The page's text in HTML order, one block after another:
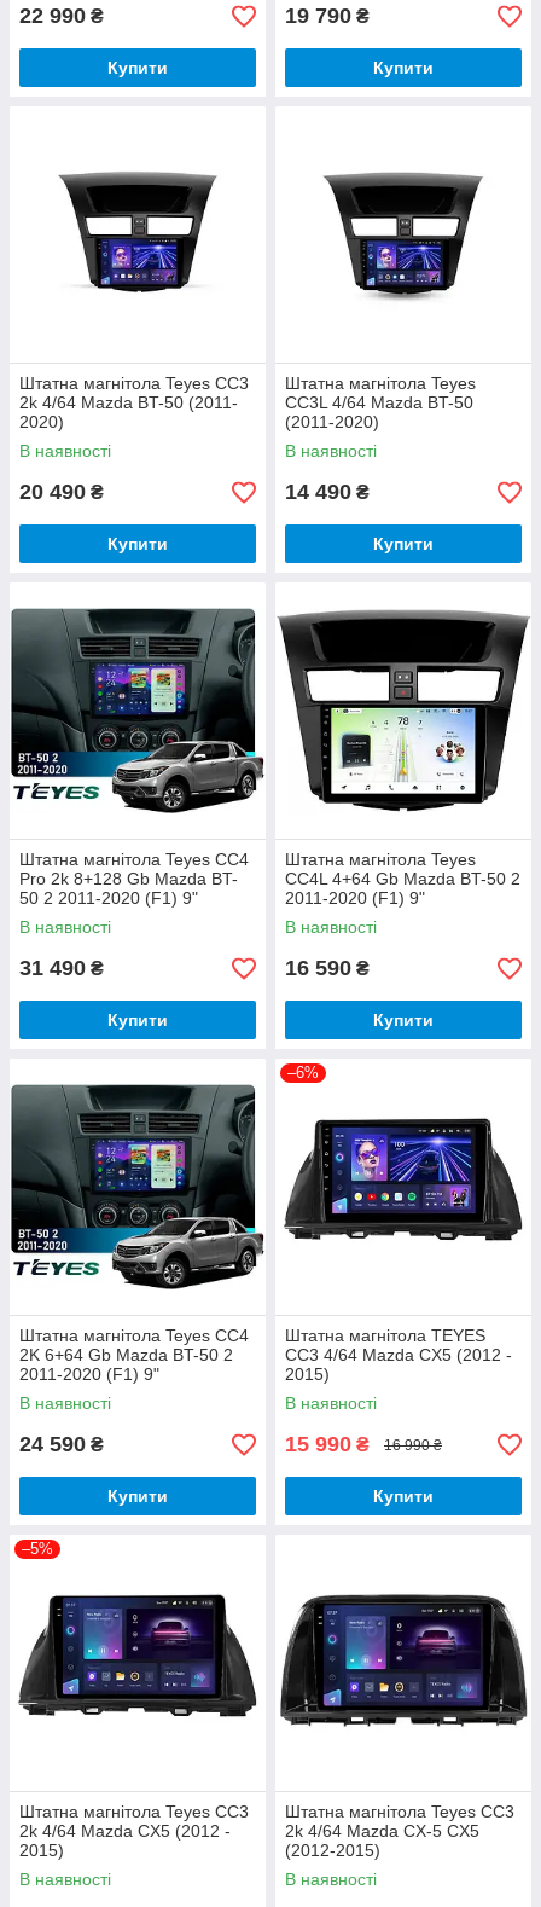
22 990 ₴
Купити
19 790 ₴
Купити
Штатна магнітола Teyes CC3
2k 4/64 Mazda BT-50 (2011-
2020)
В наявності
20 490 ₴
Купити
Штатна магнітола Teyes
CC3L 4/64 Mazda BT-50
(2011-2020)
В наявності
14 490 ₴
Купити
Штатна магнітола Teyes CC4
Pro 2k 8+128 Gb Mazda BT-
50 2 2011-2020 (F1) 9"
В наявності
31 490 ₴
Купити
Штатна магнітола Teyes
CC4L 4+64 Gb Mazda BT-50 2
2011-2020 (F1) 9"
В наявності
16 590 ₴
Купити
Штатна магнітола Teyes CC4
2K 6+64 Gb Mazda BT-50 2
2011-2020 (F1) 9"
В наявності
24 590 ₴
Купити
–6%
Штатна магнітола TEYES
CC3 4/64 Mazda CX5 (2012 -
2015)
В наявності
15 990 ₴ 16 990 ₴
Купити
–5%
Штатна магнітола Teyes CC3
2k 4/64 Mazda CX5 (2012 -
2015)
В наявності
Штатна магнітола Teyes CC3
2k 4/64 Mazda CX-5 CX5
(2012-2015)
В наявності